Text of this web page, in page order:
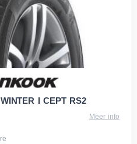
I CEPT RS2
Meer info